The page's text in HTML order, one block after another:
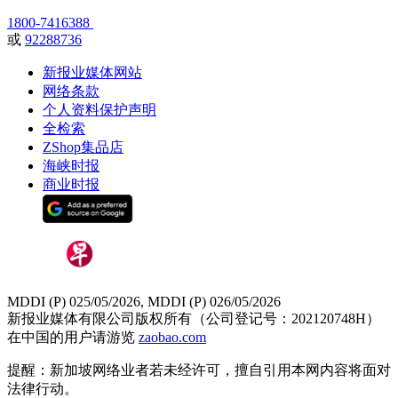
1800-7416388
或 92288736
新报业媒体网站
网络条款
个人资料保护声明
全检索
ZShop集品店
海峡时报
商业时报
MDDI (P) 025/05/2026, MDDI (P) 026/05/2026
新报业媒体有限公司版权所有（公司登记号：202120748H）
在中国的用户请游览 zaobao.com
提醒：新加坡网络业者若未经许可，擅自引用本网内容将面对
法律行动。